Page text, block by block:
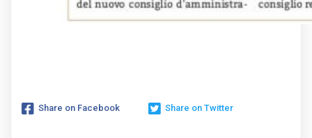
Share on Facebook Share on Twitter